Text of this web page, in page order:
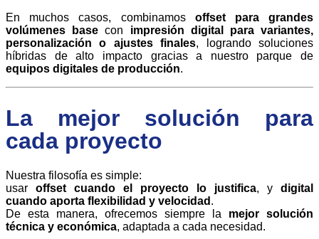
En muchos casos, combinamos offset para grandes
volúmenes base con impresión digital para variantes,
personalización o ajustes finales, logrando soluciones
híbridas de alto impacto gracias a nuestro parque de
equipos digitales de producción.
La mejor solución para
cada proyecto
Nuestra filosofía es simple:
usar offset cuando el proyecto lo justifica, y digital
cuando aporta flexibilidad y velocidad .
De esta manera, ofrecemos siempre la mejor solución
técnica y económica, adaptada a cada necesidad.